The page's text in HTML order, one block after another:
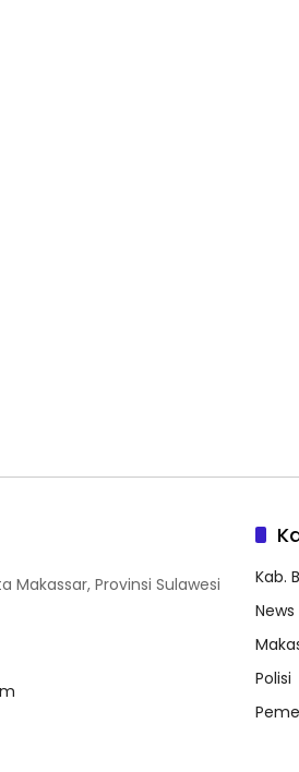
Makassar, Provinsi Sulawesi
Kab.
News
Polisi